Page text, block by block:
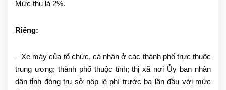
Mức thu là 2%.
Riêng:
– Xe máy của tổ chức, cá nhân ở các thành phố trực thuộc
trung ương; thành phố thuộc tỉnh; thị xã nơi Ủy ban nhân
dân tỉnh đóng trụ sở nộp lệ phí trước bạ lần đầu với mức